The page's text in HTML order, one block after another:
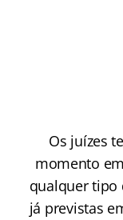
Os juízes
momento
qualquer tipo
já previstas